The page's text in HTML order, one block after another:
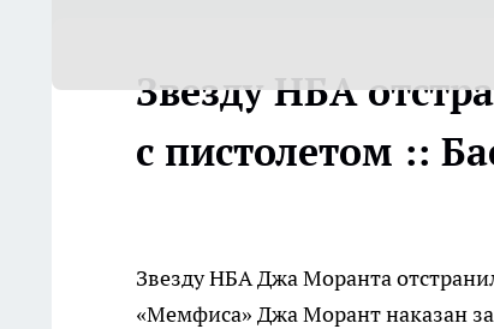
Звезду НБА
с пистолетом ::
Звезду НБА Джа Моранта
«Мемфиса» Джа Морант наказан